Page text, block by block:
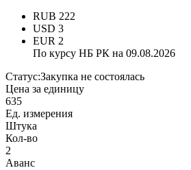
RUB 222
USD 3
EUR 2
По курсу НБ РК на 09.08.2026
Статус:Закупка не состоялась
Цена за единицу
635
Ед. измерения
Штука
Кол-во
2
Аванс